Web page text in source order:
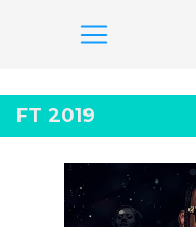
para
o
conteúdo
FT 2019